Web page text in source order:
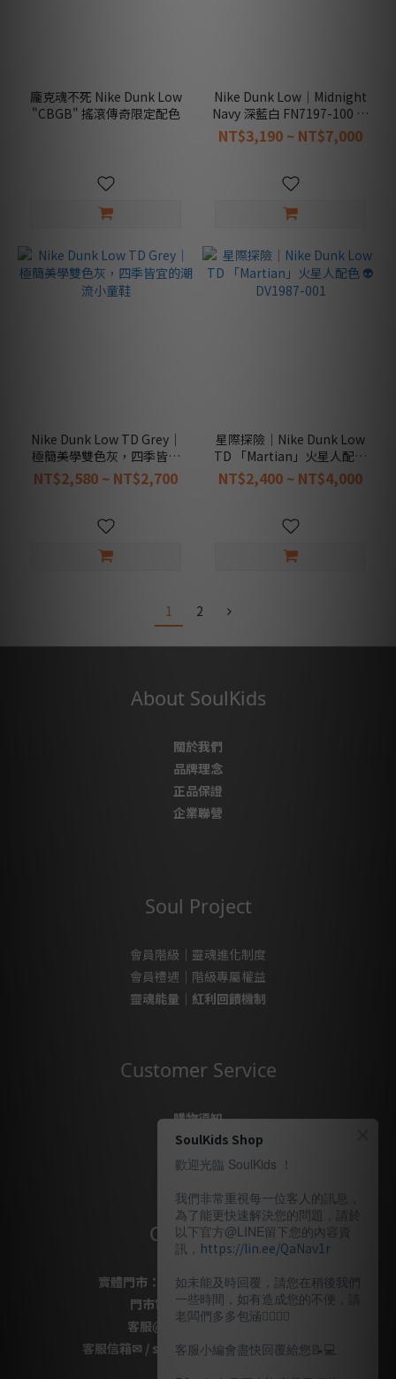
龐克魂不死 Nike Dunk Low
"CBGB" 搖滾傳奇限定配色
Nike Dunk Low｜Midnight
Navy 深藍白 FN7197-100 經
典必備款
NT$3,190 ~ NT$7,000
Nike Dunk Low TD Grey｜
極簡美學雙色灰，四季皆宜
的潮流小童鞋
NT$2,580 ~ NT$2,700
星際探險｜Nike Dunk Low
TD 「Martian」火星人配色
👽 DV1987-001
NT$2,400 ~ NT$4,000
1 2
About SoulKids
關於我們
品牌理念
正品保證
企業聯營
Soul Project
會員階級｜靈魂進化制度
會員禮遇｜階級專屬權益
靈魂能量｜紅利回饋機制
Customer Service
購物須知
購物代購
售後服務
Contact Us
實體門市：
桃園市桃園區復興路69號
門市電話：03-337-1777
客服@LINE ：＠soulkids
客服信箱✉ / shopsoulkids@gmail.com
SoulKids Shop
歡迎光臨 SoulKids ！
我們非常重視每一位客人的訊息，
為了能更快速解決您的問題，請於
以下官方@LINE留下您的內容資
訊， https://lin.ee/QaNav1r
如未能及時回覆，請您在稍後我們
一些時間，如有造成您的不便，請
老闆們多多包涵🙇🏽‍🙇‍♀️
客服小編會盡快回覆給您📝💻️